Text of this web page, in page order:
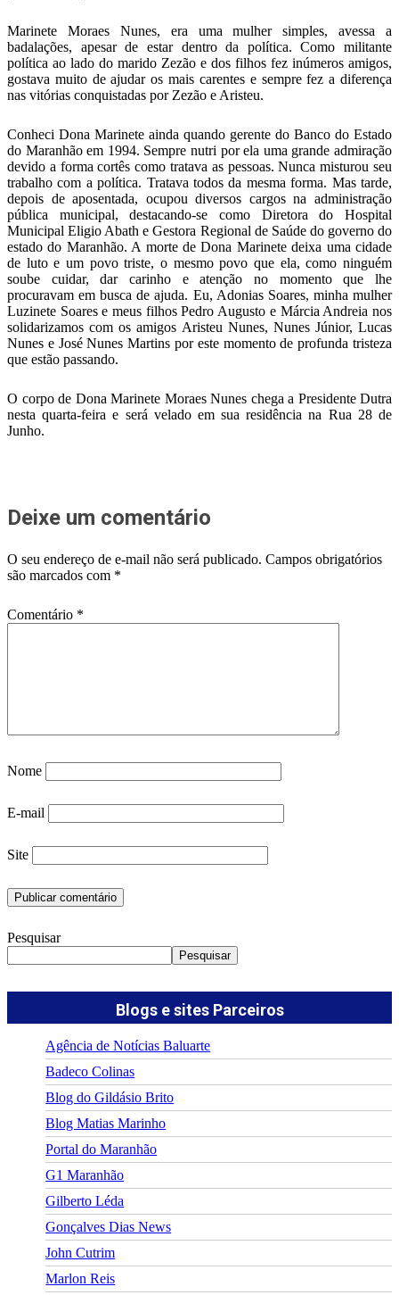
Marinete Moraes Nunes, era uma mulher simples, avessa a
badalações, apesar de estar dentro da política. Como militante
política ao lado do marido Zezão e dos filhos fez inúmeros amigos,
gostava muito de ajudar os mais carentes e sempre fez a diferença
nas vitórias conquistadas por Zezão e Aristeu.
Conheci Dona Marinete ainda quando gerente do Banco do Estado
do Maranhão em 1994. Sempre nutri por ela uma grande admiração
devido a forma cortês como tratava as pessoas. Nunca misturou seu
trabalho com a política. Tratava todos da mesma forma. Mas tarde,
depois de aposentada, ocupou diversos cargos na administração
pública municipal, destacando-se como Diretora do Hospital
Municipal Eligio Abath e Gestora Regional de Saúde do governo do
estado do Maranhão. A morte de Dona Marinete deixa uma cidade
de luto e um povo triste, o mesmo povo que ela, como ninguém
soube cuidar, dar carinho e atenção no momento que lhe
procuravam em busca de ajuda. Eu, Adonias Soares, minha mulher
Luzinete Soares e meus filhos Pedro Augusto e Márcia Andreia nos
solidarizamos com os amigos Aristeu Nunes, Nunes Júnior, Lucas
Nunes e José Nunes Martins por este momento de profunda tristeza
que estão passando.
O corpo de Dona Marinete Moraes Nunes chega a Presidente Dutra
nesta quarta-feira e será velado em sua residência na Rua 28 de
Junho.
Deixe um comentário
O seu endereço de e-mail não será publicado. Campos obrigatórios
são marcados com *
Comentário *
Nome
E-mail
Site
Pesquisar
Pesquisar
Blogs e sites Parceiros
Agência de Notícias Baluarte
Badeco Colinas
Blog do Gildásio Brito
Blog Matias Marinho
Portal do Maranhão
G1 Maranhão
Gilberto Léda
Gonçalves Dias News
John Cutrim
Marlon Reis